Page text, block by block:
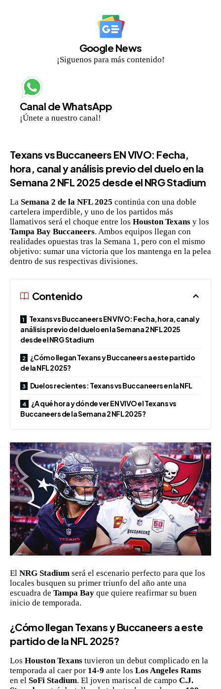
Google News
¡Siguenos para más contenido!
Canal de WhatsApp
¡Únete a nuestro canal!
Texans vs Buccaneers EN VIVO: Fecha,
hora, canal y análisis previo del duelo en la
Semana 2 NFL 2025 desde el NRG Stadium
La Semana 2 de la NFL 2025 continúa con una doble
cartelera imperdible, y uno de los partidos más
llamativos será el choque entre los Houston Texans y los
Tampa Bay Buccaneers. Ambos equipos llegan con
realidades opuestas tras la Semana 1, pero con el mismo
objetivo: sumar una victoria que los mantenga en la pelea
dentro de sus respectivas divisiones.
Contenido
Texans vs Buccaneers EN VIVO: Fecha, hora, canal y
análisis previo del duelo en la Semana 2 NFL 2025
desde el NRG Stadium
¿Cómo llegan Texans y Buccaneers a este partido
de la NFL 2025?
Duelos recientes: Texans vs Buccaneers en la NFL
¿A qué hora y dónde ver EN VIVO el Texans vs
Buccaneers de la Semana 2 NFL 2025?
El NRG Stadium será el escenario perfecto para que los
locales busquen su primer triunfo del año ante una
escuadra de Tampa Bay que quiere reafirmar su buen
inicio de temporada.
¿Cómo llegan Texans y Buccaneers a este
partido de la NFL 2025?
Los Houston Texans tuvieron un debut complicado en la
temporada al caer por 14-9 ante los Los Angeles Rams
en el SoFi Stadium. El joven mariscal de campo C.J.